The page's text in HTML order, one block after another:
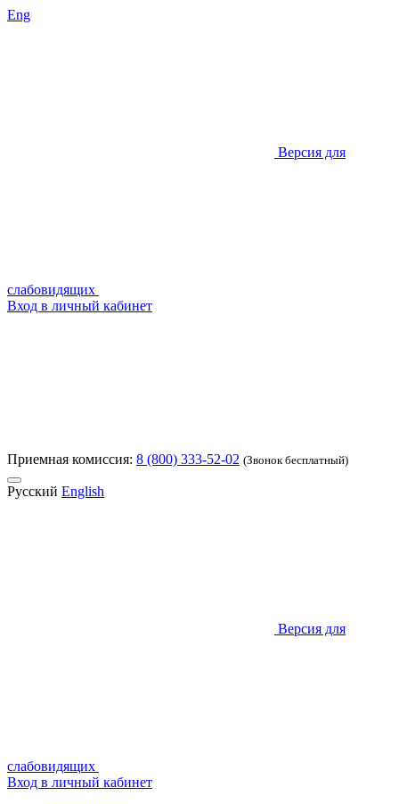
Eng
Версия для
слабовидящих
Вход в личный кабинет
Приемная комиссия: 8 (800) 333-52-02 (Звонок бесплатный)
Русский English
Версия для
слабовидящих
Вход в личный кабинет